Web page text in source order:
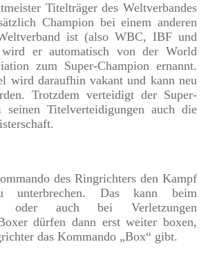
Titelträger des Weltverbandes
Champion bei einem anderen
ist (also WBC, IBF und
er automatisch von der World
zum Super-Champion ernannt.
wird daraufhin vakant und kann neu
Trotzdem verteidigt der Super-
seinen Titelverteidigungen auch die
des Ringrichters den Kampf
unterbrechen. Das kann beim
oder auch bei Verletzungen
dürfen dann erst weiter boxen,
das Kommando „Box“ gibt.